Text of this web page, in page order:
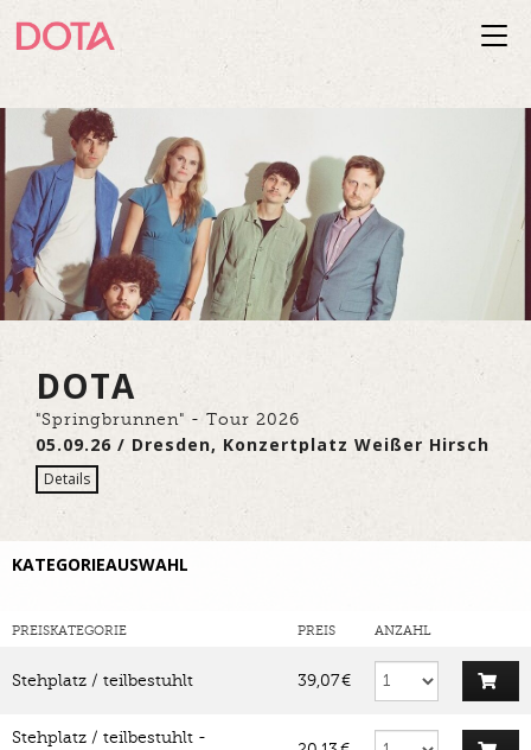
DOTA
"Springbrunnen" - Tour 2026
05.09.26 / Dresden, Konzertplatz Weißer Hirsch
Details
KATEGORIEAUSWAHL
PREISKATEGORIE PREIS ANZAHL
Stehplatz / teilbestuhlt 39,07 €
Stehplatz / teilbestuhlt -